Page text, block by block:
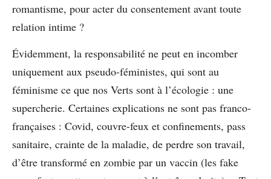
romantisme, pour acter du consentement avant toute
relation intime ?
Évidemment, la responsabilité ne peut en incomber
uniquement aux pseudo-féministes, qui sont au
féminisme ce que nos Verts sont à l’écologie : une
supercherie. Certaines explications ne sont pas franco-
françaises : Covid, couvre-feux et confinements, pass
sanitaire, crainte de la maladie, de perdre son travail,
d’être transformé en zombie par un vaccin (les fake